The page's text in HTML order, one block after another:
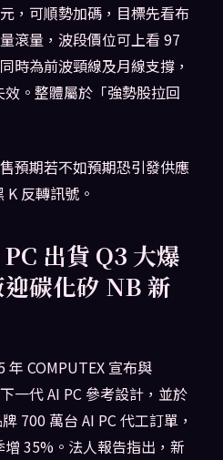
，可順勢加碼，目標先看布
滾量，波段價位可上看 97
時為前波頸線及月線支撐，
。整體屬於「強勢股拉回
預期若不如預期恐引發供應
反轉訊號。
出貨 Q3 大爆
碳化矽 NB 新
年 COMPUTEX 宣布與
一代 AI PC 參考設計，並於
700 萬台 AI PC 代工訂單，
35%。法人報告指出，新